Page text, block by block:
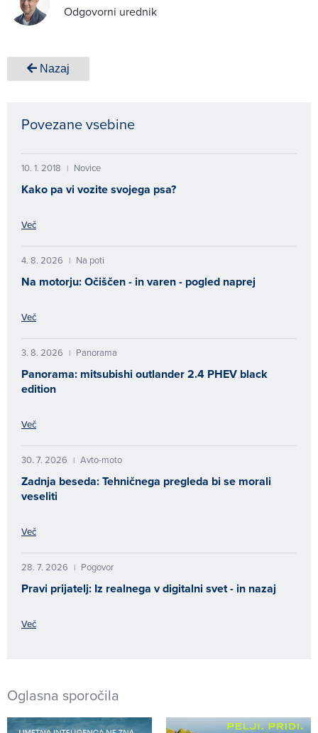
Odgovorni urednik
Nazaj
Povezane vsebine
10. 1. 2018 | Novice
Kako pa vi vozite svojega psa?
Več
4. 8. 2026 | Na poti
Na motorju: Očiščen - in varen - pogled naprej
Več
3. 8. 2026 | Panorama
Panorama: mitsubishi outlander 2.4 PHEV black
edition
Več
30. 7. 2026 | Avto-moto
Zadnja beseda: Tehničnega pregleda bi se morali
veseliti
Več
28. 7. 2026 | Pogovor
Pravi prijatelj: Iz realnega v digitalni svet - in nazaj
Več
Oglasna sporočila